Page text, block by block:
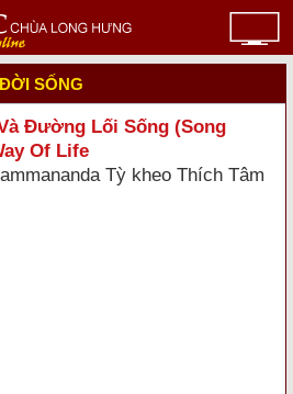
ĐỜI SỐNG
Đường Lối Sống (Song
Of Life
Tỳ kheo Thích Tâm